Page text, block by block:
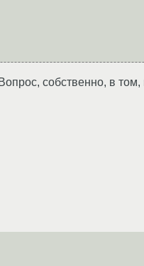
собственно, в том,